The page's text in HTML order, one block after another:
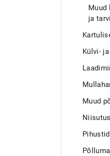
Muud
ja
Külvi-
Muud
Niisutus
Pihustid